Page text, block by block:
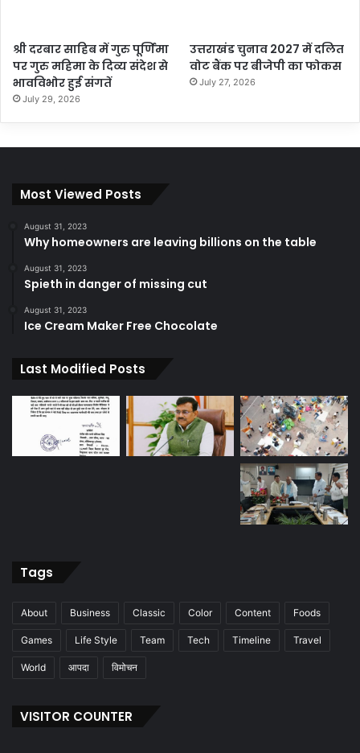
श्री दरबार साहिब में गुरु पूर्णिमा
पर गुरु महिमा के दिव्य संदेश से
भावविभोर हुई संगतें
July 29, 2026
उत्तराखंड चुनाव 2027 में दलित
वोट बैंक पर बीजेपी का फोकस
July 27, 2026
Most Viewed Posts
August 31, 2023
Why homeowners are leaving billions on the table
August 31, 2023
Spieth in danger of missing cut
August 31, 2023
Ice Cream Maker Free Chocolate
Last Modified Posts
Tags
About Business Classic Color Content Foods
Games Life Style Team Tech Timeline Travel
World आपदा विमोचन
VISITOR COUNTER